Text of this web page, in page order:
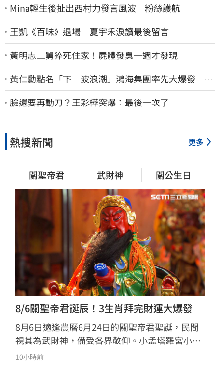
Mina輕生後扯出西村力發言風波 粉絲護航
王凱《百味》退場 夏宇禾淚讀最後留言
黃明志二舅猝死住家！屍體發臭一週才發現
黃仁勳點名「下一波浪潮」鴻海集團率先大爆發 台
股這族群全面噴出
臉還要再動刀？王彩樺突爆：最後一次了
熱搜新聞 更多
關聖帝君 武財神 關公生日
8/6關聖帝君誕辰！3生肖拜完財運大爆發
8月6日適逢農曆6月24日的關聖帝君聖誕，民間
視其為武財神，備受各界敬仰。小孟塔羅宮小立
指出，關聖帝君誕辰當日誠心祭拜，有望獲得神
10小時前